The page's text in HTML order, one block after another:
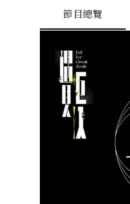
節目總覽